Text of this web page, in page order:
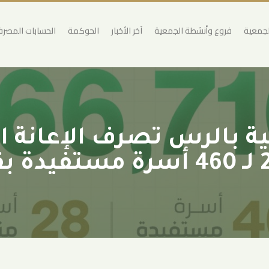
فروع وأنشطة الجمعية آخر الأخبار الحوكمة الحسابات
بالرس تصرف الإعانة